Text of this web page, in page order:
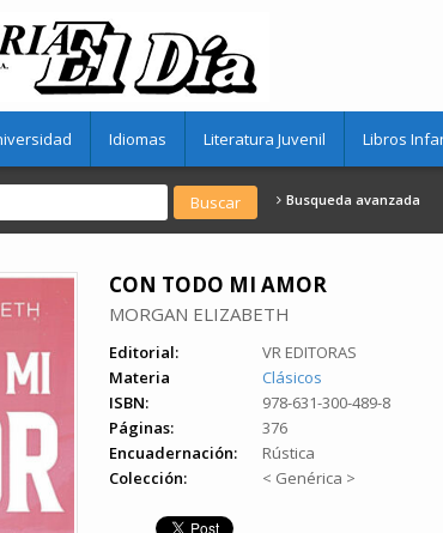
Idiomas Literatura Juvenil Libros
Busqueda avanzada
CON TODO MI AMOR
MORGAN ELIZABETH
Editorial:
VR EDITORAS
Materia
Clásicos
ISBN:
978-631-300-489-8
Páginas:
376
Encuadernación:
Rústica
Colección:
< Genérica >